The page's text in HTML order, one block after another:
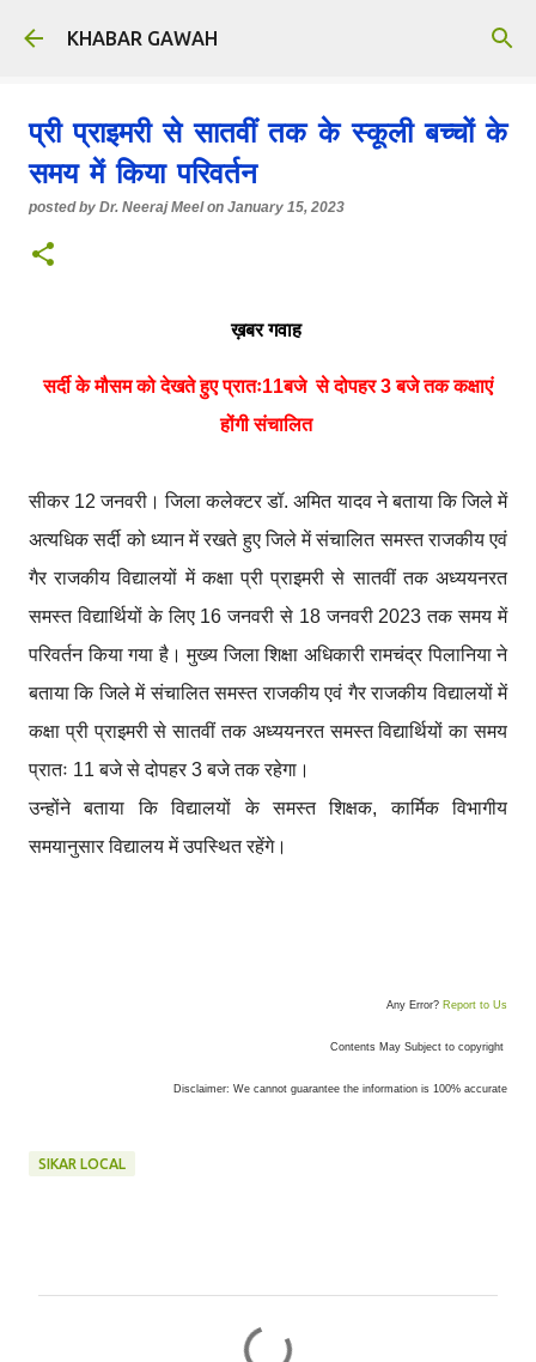
Skip to main content
KHABAR GAWAH
प्री प्राइमरी से सातवीं तक के स्कूली बच्चों के
समय में किया परिवर्तन
posted by Dr. Neeraj Meel on January 15, 2023
ख़बर गवाह
सर्दी के मौसम को देखते हुए प्रातः11बजे से दोपहर 3 बजे तक कक्षाएं
होंगी संचालित
सीकर 12 जनवरी। जिला कलेक्टर डॉ. अमित यादव ने बताया कि जिले में
अत्यधिक सर्दी को ध्यान में रखते हुए जिले में संचालित समस्त राजकीय एवं
गैर राजकीय विद्यालयों में कक्षा प्री प्राइमरी से सातवीं तक अध्ययनरत
समस्त विद्यार्थियों के लिए 16 जनवरी से 18 जनवरी 2023 तक समय में
परिवर्तन किया गया है। मुख्य जिला शिक्षा अधिकारी रामचंद्र पिलानिया ने
बताया कि जिले में संचालित समस्त राजकीय एवं गैर राजकीय विद्यालयों में
कक्षा प्री प्राइमरी से सातवीं तक अध्ययनरत समस्त विद्यार्थियों का समय
प्रातः 11 बजे से दोपहर 3 बजे तक रहेगा।
उन्होंने बताया कि विद्यालयों के समस्त शिक्षक, कार्मिक विभागीय
समयानुसार विद्यालय में उपस्थित रहेंगे।
Any Error? Report to Us
Contents May Subject to copyright
Disclaimer: We cannot guarantee the information is 100% accurate
SIKAR LOCAL